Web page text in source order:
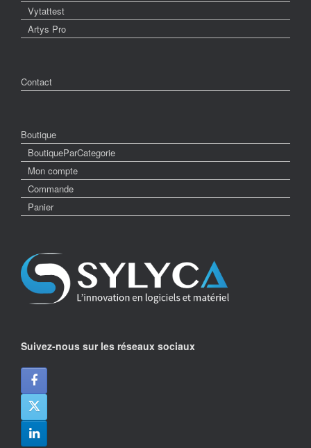
Vytattest
Artys Pro
Contact
Boutique
BoutiqueParCategorie
Mon compte
Commande
Panier
Suivez-nous sur les réseaux sociaux